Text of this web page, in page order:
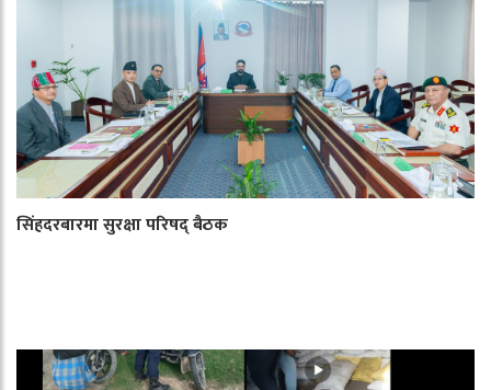
सिंहदरबारमा सुरक्षा परिषद् बैठक